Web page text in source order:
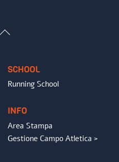
Back
SCHOOL
Running School
INFO
Area Stampa
Gestione Campo Atletica >